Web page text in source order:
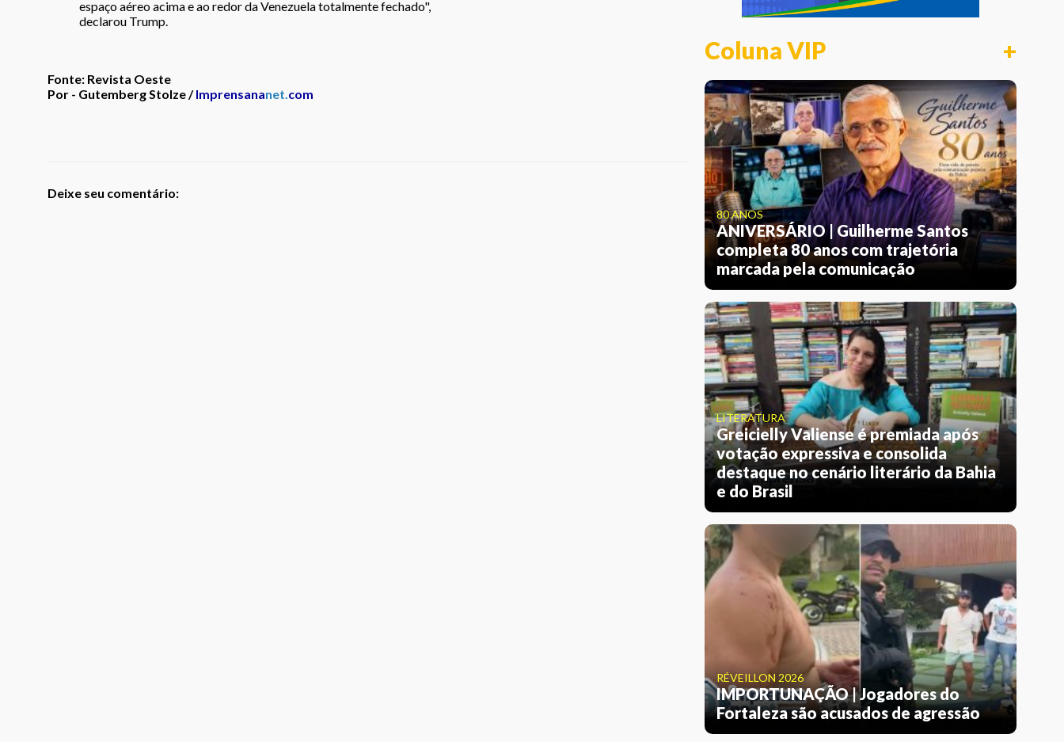
espaço aéreo acima e ao redor da Venezuela totalmente fechado",
declarou Trump.
Fonte: Revista Oeste
Por - Gutemberg Stolze /Imprensananet. com
Deixe seu comentário:
Coluna VIP +
80 ANOS
ANIVERSÁRIO | Guilherme Santos
completa 80 anos com trajetória
marcada pela comunicação
LITERATURA
Greicielly Valiense é premiada após
votação expressiva e consolida
destaque no cenário literário da Bahia
e do Brasil
RÉVEILLON 2026
IMPORTUNAÇÃO | Jogadores do
Fortaleza são acusados de agressão